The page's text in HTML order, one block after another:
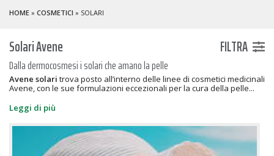
HOME » COSMETICI » SOLARI
Solari Avene FILTRA
Dalla dermocosmesi i solari che amano la pelle
Avene solari trova posto all’interno delle linee di cosmetici medicinali
Avene, con le sue formulazioni eccezionali per la cura della pelle...
Leggi di più